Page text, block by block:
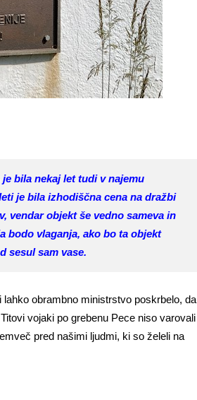
bila nekaj let tudi v najemu
je bila izhodiščna cena na dražbi
vendar objekt še vedno sameva in
bodo vlaganja, ako bo ta objekt
sesul sam vase.
obrambno ministrstvo poskrbelo, da
vojaki po grebenu Pece niso varovali
pred našimi ljudmi, ki so želeli na